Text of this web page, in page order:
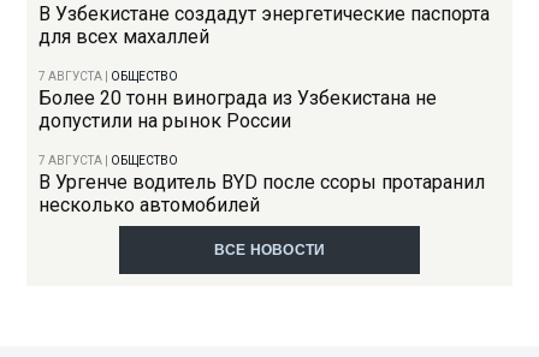
В Узбекистане создадут энергетические паспорта
для всех махаллей
7 АВГУСТА ОБЩЕСТВО
Более 20 тонн винограда из Узбекистана не
допустили на рынок России
7 АВГУСТА ОБЩЕСТВО
В Ургенче водитель BYD после ссоры протаранил
несколько автомобилей
ВСЕ НОВОСТИ